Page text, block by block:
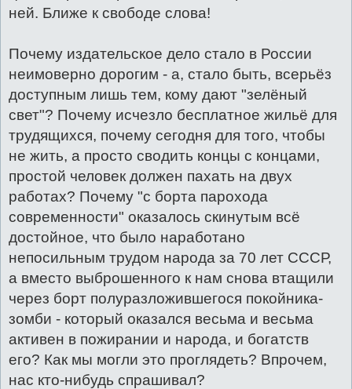
ней. Ближе к свободе слова!
Почему издательское дело стало в России
неимоверно дорогим - а, стало быть, всерьёз
доступным лишь тем, кому дают "зелёный
свет"? Почему исчезло бесплатное жильё для
трудящихся, почему сегодня для того, чтобы
не жить, а просто сводить концы с концами,
простой человек должен пахать на двух
работах? Почему "с борта парохода
современности" оказалось скинутым всё
достойное, что было наработано
непосильным трудом народа за 70 лет СССР,
а вместо выброшенного к нам снова втащили
через борт полуразложившегося покойника-
зомби - который оказался весьма и весьма
активен в пожирании и народа, и богатств
его? Как мы могли это проглядеть? Впрочем,
нас кто-нибудь спрашивал?